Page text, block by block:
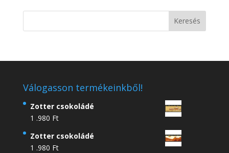
Válogasson termékeinkből!
Zotter csokoládé
1 .980 Ft
Zotter csokoládé
1 .980 Ft